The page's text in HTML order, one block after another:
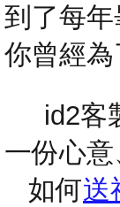
到了每
你曾經
id2客
一份心
如何送